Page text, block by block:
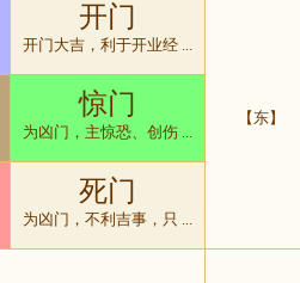
开门
开门大吉，利于开业经 ...
【东】
惊门
为凶门，主惊恐、创伤 ...
死门
为凶门，不利吉事，只 ...